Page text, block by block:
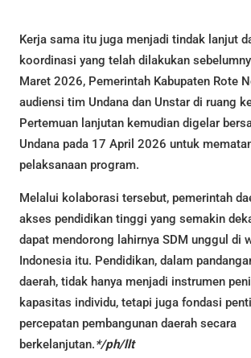
Kerja sama itu juga menjadi tindak lanjut
koordinasi yang telah dilakukan
Maret 2026, Pemerintah Kabupaten Rote
audiensi tim Undana dan Unstar di ruang
Pertemuan lanjutan kemudian digelar
Undana pada 17 April 2026 untuk
pelaksanaan program.
Melalui kolaborasi tersebut, pemerintah
akses pendidikan tinggi yang semakin
dapat mendorong lahirnya SDM unggul di
Indonesia itu. Pendidikan, dalam
daerah, tidak hanya menjadi instrumen
kapasitas individu, tetapi juga fondasi
percepatan pembangunan daerah secara
berkelanjutan.*/ph/llt